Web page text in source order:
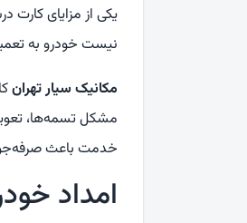
یکی از مزایای
نیست خودرو به
مکانیک سیار تهران
مشکل تسمه‌ها،
خدمت باعث
امداد